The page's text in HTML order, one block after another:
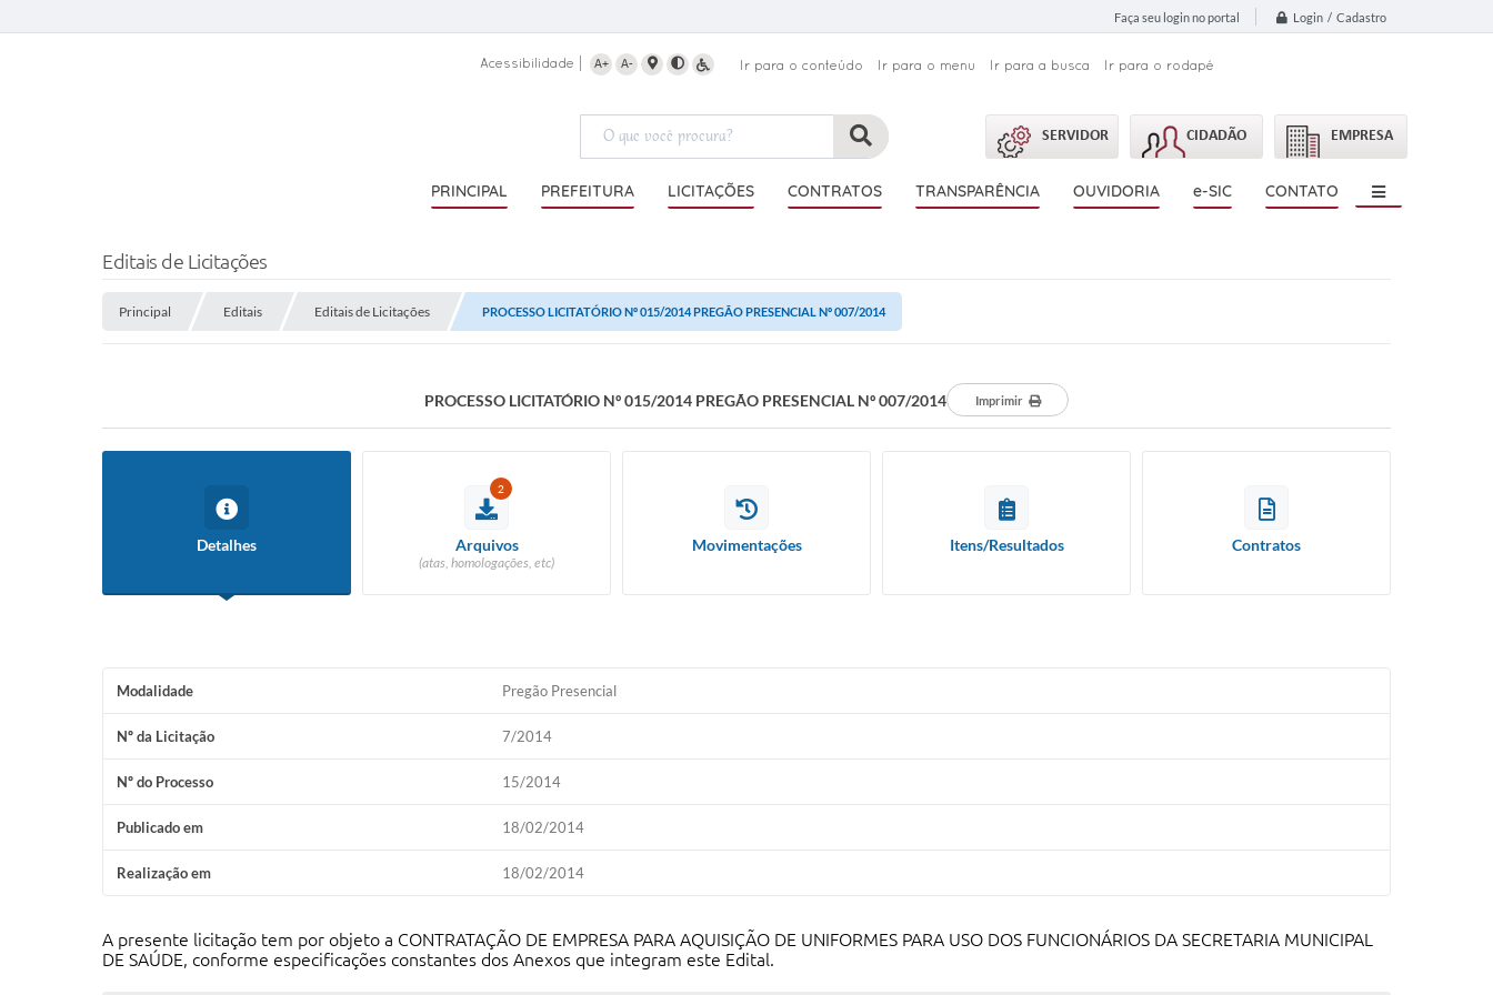
Faça seu login no portal Login / Cadastro
Acessibilidade A+ A- Ir para o conteúdo Ir para o menu Ir para a busca Ir para o rodapé
SERVIDOR CIDADÃO EMPRESA
PRINCIPAL PREFEITURA LICITAÇÕES CONTRATOS TRANSPARÊNCIA OUVIDORIA e-SIC CONTATO
Editais de Licitações
Principal Editais Editais de Licitações PROCESSO LICITATÓRIO Nº 015/2014 PREGÃO PRESENCIAL Nº 007/2014
PROCESSO LICITATÓRIO Nº 015/2014 PREGÃO PRESENCIAL Nº 007/2014 Imprimir
Detalhes
2
Arquivos
(atas, homologações, etc)
Movimentações Itens/Resultados Contratos
Modalidade Pregão Presencial
Nº da Licitação 7/2014
Nº do Processo 15/2014
Publicado em 18/02/2014
Realização em 18/02/2014
A presente licitação tem por objeto a CONTRATAÇÃO DE EMPRESA PARA AQUISIÇÃO DE UNIFORMES PARA USO DOS FUNCIONÁRIOS DA SECRETARIA MUNICIPAL
DE SAÚDE, conforme especificações constantes dos Anexos que integram este Edital.